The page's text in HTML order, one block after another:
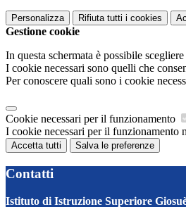
Personalizza Rifiuta tutti i cookies
Gestione cookie
In questa schermata è possibile
I cookie necessari sono quelli che
Per conoscere quali sono i cookie
Cookie necessari per il funzionamento
I cookie necessari per il funzionamento
Accetta tutti Salva le preferenze
Contatti
Istituto di Istruzione Superiore